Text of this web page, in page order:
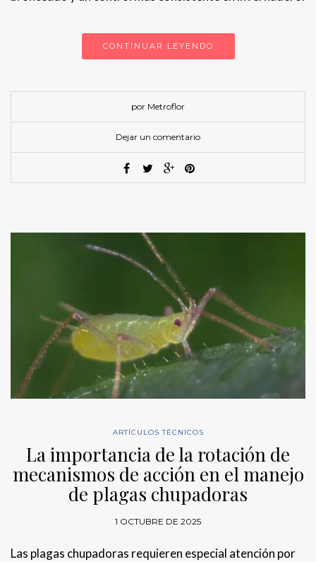
CONTINUAR LEYENDO
por Metroflor
Dejar un comentario
ARTÍCULOS TÉCNICOS
La importancia de la rotación de
mecanismos de acción en el manejo
de plagas chupadoras
1 OCTUBRE DE 2025
Las plagas chupadoras requieren especial atención por